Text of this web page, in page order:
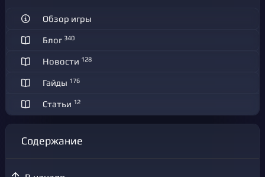
Обзор игры
Блог 340
Новости 128
Гайды 176
Статьи 12
Содержание